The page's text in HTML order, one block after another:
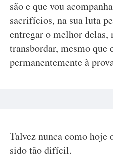
são e que vou
sacrifícios, na sua luta
entregar o melhor delas,
transbordar, mesmo que
permanentemente à
Talvez nunca como hoje
sido tão difícil.